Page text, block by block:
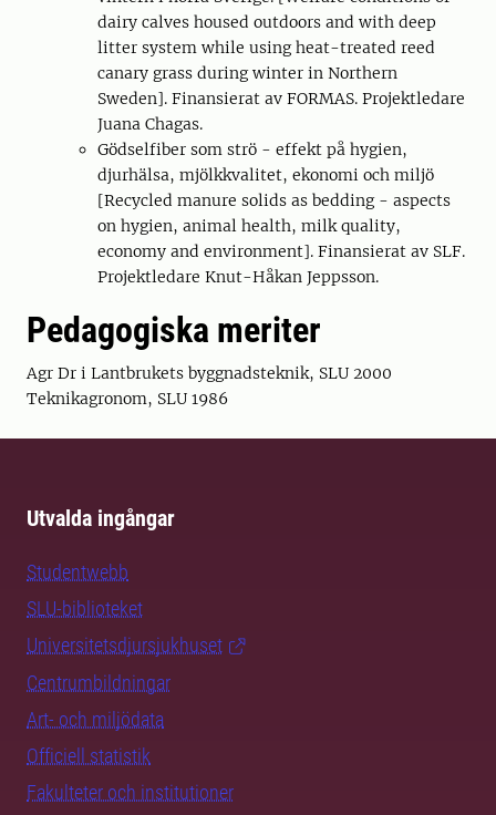
dairy calves housed outdoors and with deep
litter system while using heat-treated reed
canary grass during winter in Northern
Sweden]. Finansierat av FORMAS. Projektledare
Juana Chagas.
Gödselfiber som strö - effekt på hygien,
djurhälsa, mjölkkvalitet, ekonomi och miljö
[Recycled manure solids as bedding - aspects
on hygien, animal health, milk quality,
economy and environment]. Finansierat av SLF.
Projektledare Knut-Håkan Jeppsson.
Pedagogiska meriter
Agr Dr i Lantbrukets byggnadsteknik, SLU 2000
Teknikagronom, SLU 1986
Utvalda ingångar
Studentwebb
SLU-biblioteket
Universitetsdjursjukhuset
Centrumbildningar
Art- och miljödata
Officiell statistik
Fakulteter och institutioner